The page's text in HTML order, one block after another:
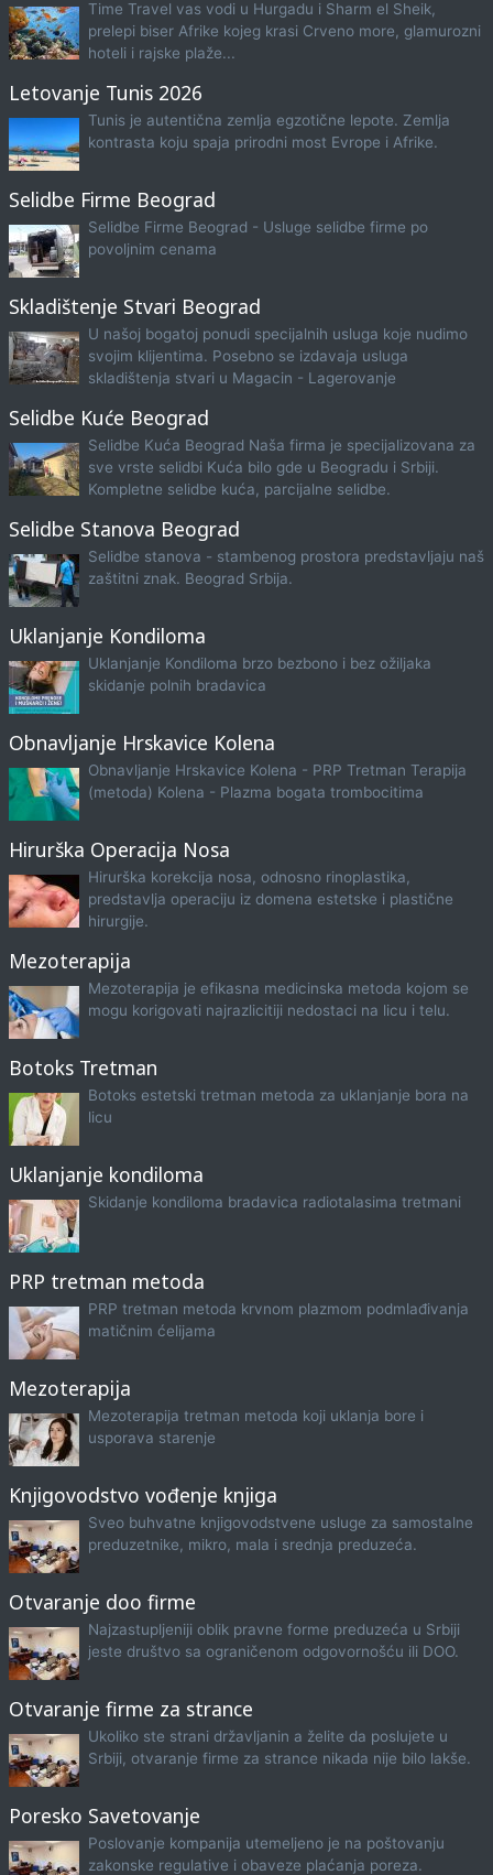
Time Travel vas vodi u Hurgadu i Sharm el Sheik,
prelepi biser Afrike kojeg krasi Crveno more, glamurozni
hoteli i rajske plaže...
Letovanje Tunis 2026
Tunis je autentična zemlja egzotične lepote. Zemlja
kontrasta koju spaja prirodni most Evrope i Afrike.
Selidbe Firme Beograd
Selidbe Firme Beograd - Usluge selidbe firme po
povoljnim cenama
Skladištenje Stvari Beograd
U našoj bogatoj ponudi specijalnih usluga koje nudimo
svojim klijentima. Posebno se izdavaja usluga
skladištenja stvari u Magacin - Lagerovanje
Selidbe Kuće Beograd
Selidbe Kuća Beograd Naša firma je specijalizovana za
sve vrste selidbi Kuća bilo gde u Beogradu i Srbiji.
Kompletne selidbe kuća, parcijalne selidbe.
Selidbe Stanova Beograd
Selidbe stanova - stambenog prostora predstavljaju naš
zaštitni znak. Beograd Srbija.
Uklanjanje Kondiloma
Uklanjanje Kondiloma brzo bezbono i bez ožiljaka
skidanje polnih bradavica
Obnavljanje Hrskavice Kolena
Obnavljanje Hrskavice Kolena - PRP Tretman Terapija
(metoda) Kolena - Plazma bogata trombocitima
Hirurška Operacija Nosa
Hirurška korekcija nosa, odnosno rinoplastika,
predstavlja operaciju iz domena estetske i plastične
hirurgije.
Mezoterapija
Mezoterapija je efikasna medicinska metoda kojom se
mogu korigovati najrazlicitiji nedostaci na licu i telu.
Botoks Tretman
Botoks estetski tretman metoda za uklanjanje bora na
licu
Uklanjanje kondiloma
Skidanje kondiloma bradavica radiotalasima tretmani
PRP tretman metoda
PRP tretman metoda krvnom plazmom podmlađivanja
matičnim ćelijama
Mezoterapija
Mezoterapija tretman metoda koji uklanja bore i
usporava starenje
Knjigovodstvo vođenje knjiga
Sveo buhvatne knjigovodstvene usluge za samostalne
preduzetnike, mikro, mala i srednja preduzeća.
Otvaranje doo firme
Najzastupljeniji oblik pravne forme preduzeća u Srbiji
jeste društvo sa ograničenom odgovornošću ili DOO.
Otvaranje firme za strance
Ukoliko ste strani državljanin a želite da poslujete u
Srbiji, otvaranje firme za strance nikada nije bilo lakše.
Poresko Savetovanje
Poslovanje kompanija utemeljeno je na poštovanju
zakonske regulative i obaveze plaćanja poreza.